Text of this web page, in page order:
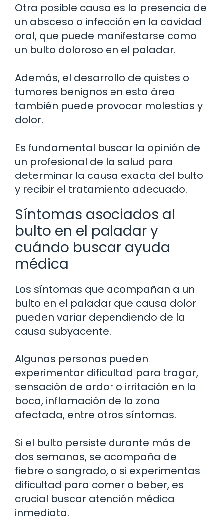
Otra posible causa es la presencia de
un absceso o infección en la cavidad
oral, que puede manifestarse como
un bulto doloroso en el paladar.
Además, el desarrollo de quistes o
tumores benignos en esta área
también puede provocar molestias y
dolor.
Es fundamental buscar la opinión de
un profesional de la salud para
determinar la causa exacta del bulto
y recibir el tratamiento adecuado.
Síntomas asociados al
bulto en el paladar y
cuándo buscar ayuda
médica
Los síntomas que acompañan a un
bulto en el paladar que causa dolor
pueden variar dependiendo de la
causa subyacente.
Algunas personas pueden
experimentar dificultad para tragar,
sensación de ardor o irritación en la
boca, inflamación de la zona
afectada, entre otros síntomas.
Si el bulto persiste durante más de
dos semanas, se acompaña de
fiebre o sangrado, o si experimentas
dificultad para comer o beber, es
crucial buscar atención médica
inmediata.